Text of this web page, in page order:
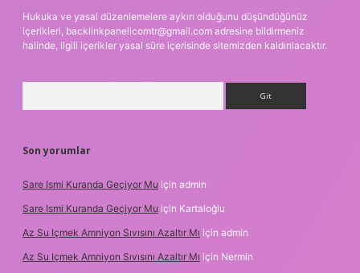
Hukuka ve yasal düzenlemelere aykırı olduğunu düşündüğünüz
içerikleri, backlinkpanelicomtr@gmail.com adresine bildirmeniz
halinde, ilgili içerikler yasal süre içerisinde sitemizden kaldırılacaktır.
Son yorumlar
Sare Ismi Kuranda Geçiyor Mu için admin
Sare Ismi Kuranda Geçiyor Mu için Kartaloğlu
Az Su Içmek Amniyon Sıvısını Azaltır Mı için admin
Az Su Içmek Amniyon Sıvısını Azaltır Mı için Nermin